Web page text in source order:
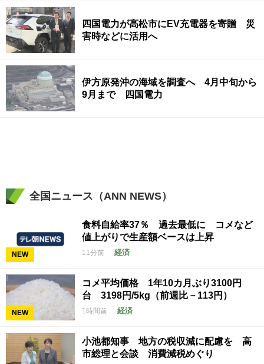
四国電力が高松市にEV充電器を寄贈 災
害時などに活用へ
伊方原発沖の海域を調査へ 4月中旬から
9月まで 四国電力
全国ニュース（ANN NEWS）
NEW
食料自給率37％ 過去最低に コメなど
値上がりで生産額ベースは上昇
11分前 経済
NEW
コメ平均価格 1年10カ月ぶり3100円
台 3198円/5kg（前週比－113円）
1時間前 経済
小池都知事 地方の税収減に配慮を 高
市総理と会談 消費減税めぐり